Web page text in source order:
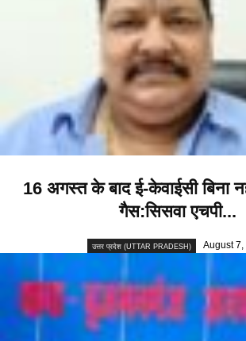
16 अगस्त के बाद ई-केवाईसी बिना
गैस:सिसवा एचपी...
उत्तर प्रदेश (UTTAR PRADESH) August 7,